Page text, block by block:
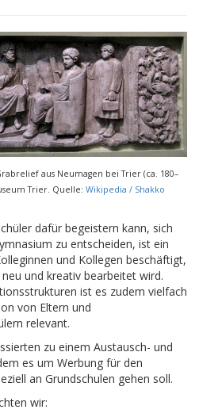
aus Neumagen bei Trier (ca. 180–
Trier. Quelle: Wikipedia / Shakko
dafür begeistern kann, sich
zu entscheiden, ist ein
und Kollegen beschäftigt,
und kreativ bearbeitet wird.
ist es zudem vielfach
von Eltern und
relevant.
zu einem Austausch- und
es um Werbung für den
an Grundschulen gehen soll.
wir: